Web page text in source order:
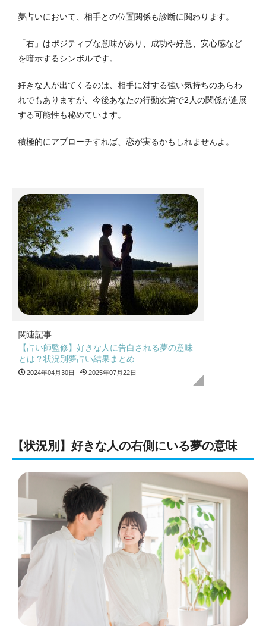
夢占いにおいて、相手との位置関係も診断に関わります。
「右」はポジティブな意味があり、成功や好意、安心感など
を暗示するシンボルです。
好きな人が出てくるのは、相手に対する強い気持ちのあらわ
れでもありますが、今後あなたの行動次第で2人の関係が進展
する可能性も秘めています。
積極的にアプローチすれば、恋が実るかもしれませんよ。
関連記事
【占い師監修】好きな人に告白される夢の意味
とは？状況別夢占い結果まとめ
2024年04月30日 2025年07月22日
【状況別】好きな人の右側にいる夢の意味